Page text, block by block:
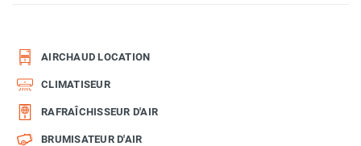
AIRCHAUD LOCATION
CLIMATISEUR
RAFRAÎCHISSEUR D'AIR
BRUMISATEUR D'AIR